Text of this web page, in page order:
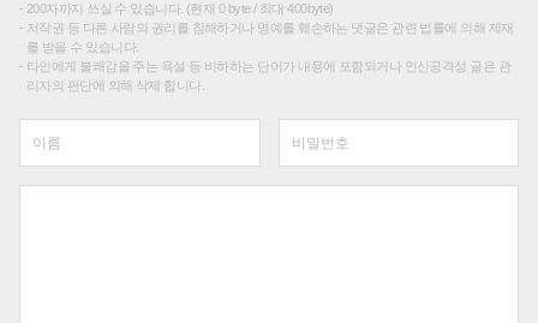
200자까지 쓰실 수 있습니다. (현재 0 byte / 최대 400byte)
저작권 등 다른 사람의 권리를 침해하거나 명예를 훼손하는 댓글은 관련 법률에 의해 제재
를 받을 수 있습니다.
타인에게 불쾌감을 주는 욕설 등 비하하는 단어가 내용에 포함되거나 인신공격성 글은 관
리자의 판단에 의해 삭제 합니다.